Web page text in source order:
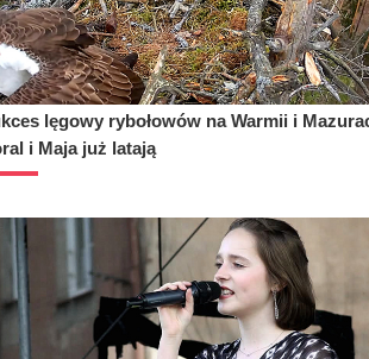
lęgowy rybołowów na Warmii i
i Maja już latają